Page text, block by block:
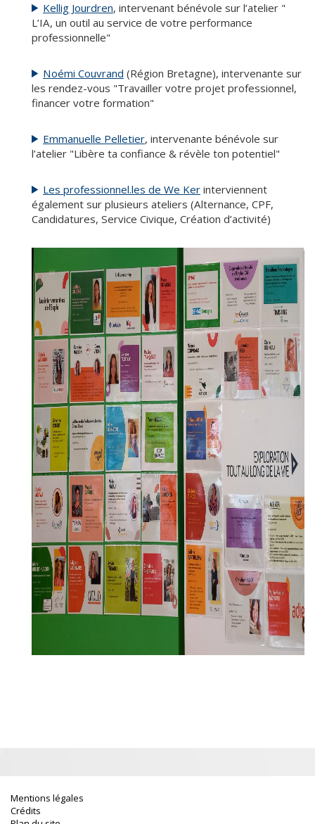
Kellig Jourdren, intervenant bénévole sur l’atelier "
L’IA, un outil au service de votre performance
professionnelle"
Noémi Couvrand (Région Bretagne), intervenante sur
les rendez-vous "Travailler votre projet professionnel,
financer votre formation"
Emmanuelle Pelletier, intervenante bénévole sur
l’atelier "Libère ta confiance & révèle ton potentiel"
Les professionnel.les de We Ker interviennent
également sur plusieurs ateliers (Alternance, CPF,
Candidatures, Service Civique, Création d’activité)
Mentions légales
Crédits